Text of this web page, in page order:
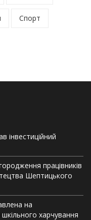
Спорт
інвеcтиційний
працівників
Шептицького
на
харчування